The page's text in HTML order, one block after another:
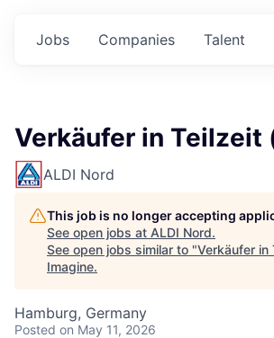
Jobs Companies Talent
Verkäufer in Teilzeit
ALDI Nord
This job is no longer accepting
See open jobs at ALDI Nord.
See open jobs similar to "Verkäufer in
Imagine.
Hamburg, Germany
Posted on May 11, 2026